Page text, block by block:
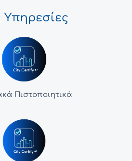
Υπηρεσίες
Πιστοποιητικά